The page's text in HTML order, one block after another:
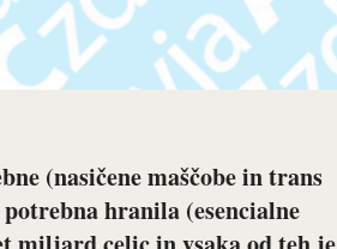
(nasičene maščobe in trans
hranila (esencialne